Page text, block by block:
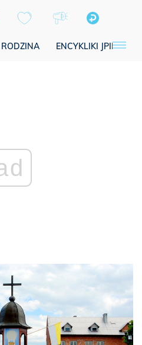
RODZINA ENCYKLIKI JPII